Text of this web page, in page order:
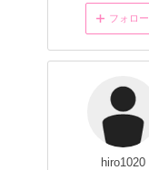
フォロー
hiro1020